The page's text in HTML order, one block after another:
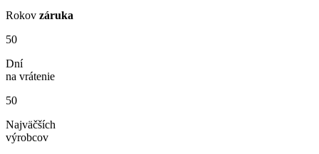
Rokov záruka
50
Dní
na vrátenie
50
Najväčších
výrobcov